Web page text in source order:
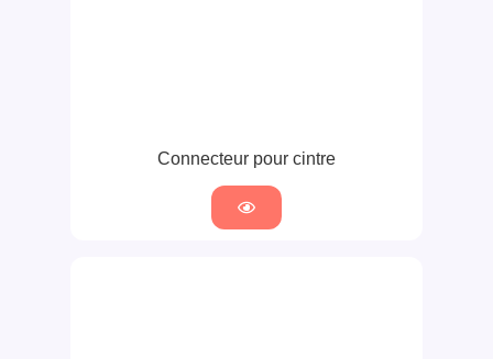
Connecteur pour cintre